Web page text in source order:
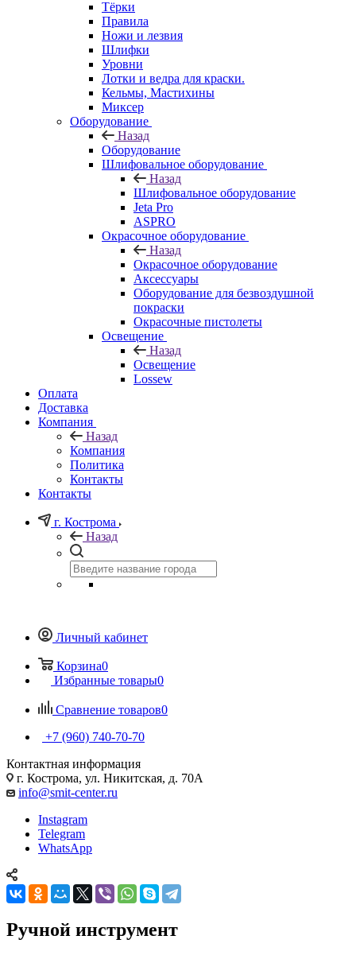
Тёрки
Правила
Ножи и лезвия
Шлифки
Уровни
Лотки и ведра для краски.
Кельмы, Мастихины
Миксер
Оборудование
Назад
Оборудование
Шлифовальное оборудование
Назад
Шлифовальное оборудование
Jeta Pro
ASPRO
Окрасочное оборудование
Назад
Окрасочное оборудование
Аксессуары
Оборудование для безвоздушной
покраски
Окрасочные пистолеты
Освещение
Назад
Освещение
Lossew
Оплата
Доставка
Компания
Назад
Компания
Политика
Контакты
Контакты
г. Кострома
Назад
Личный кабинет
Корзина0
Избранные товары0
Сравнение товаров0
+7 (960) 740-70-70
Контактная информация
г. Кострома, ул. Никитская, д. 70А
info@smit-center.ru
Instagram
Telegram
WhatsApp
Ручной инструмент